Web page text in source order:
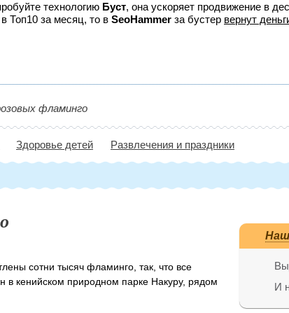
технологию Буст, она ускоряет продвижение в
Топ10 за месяц, то в SeoHammer за бустер вернут
фламинго
Здоровье детей Развлечения и праздники
сотни тысяч фламинго, так, что все
в кенийском природном парке Накуру, рядом
И